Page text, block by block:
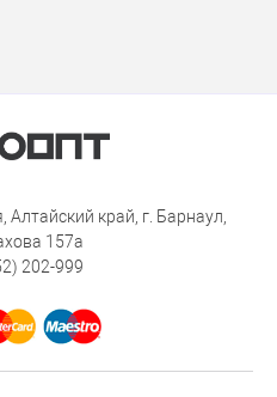
край, г. Барнаул,
157а
202-999